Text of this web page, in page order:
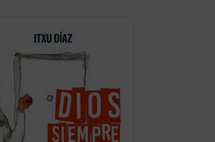
en común John Wayne, Juan
película
The Blues Brothers
los cristianos
en la guerra siria y el
Instinto Básico?
y periodista Itxu Díaz
(ver ficha)